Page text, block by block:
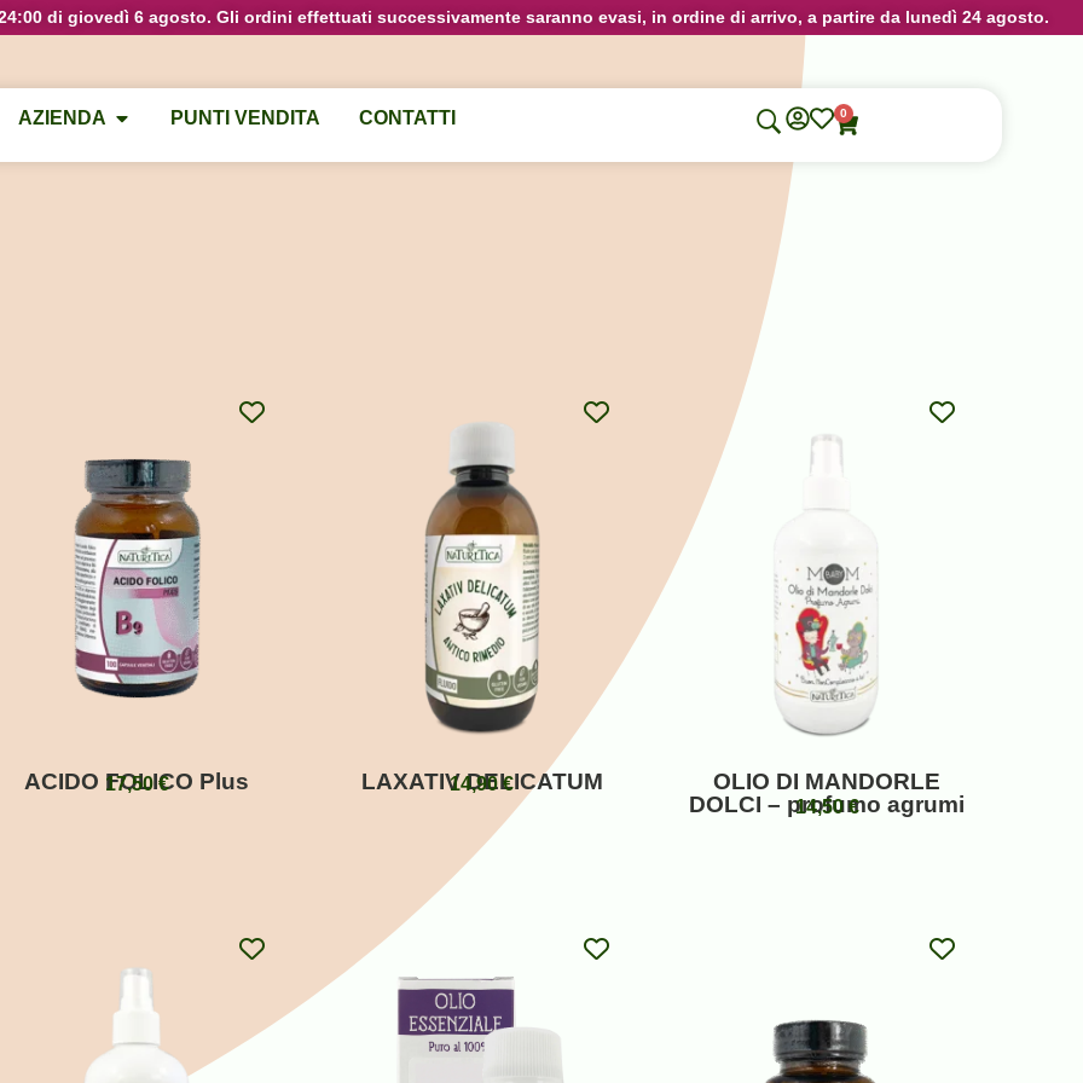
di giovedì 6 agosto. Gli ordini effettuati successivamente saranno evasi, in ordine di arrivo, a partire da lunedì 24 agosto.
AZIENDA PUNTI VENDITA CONTATTI 0
ACIDO FOLICO Plus
17,50 € LAXATIV DELICATUM
14,90€
OLIO DI MANDORLE
DOLCI – profumo agrumi
14,50€